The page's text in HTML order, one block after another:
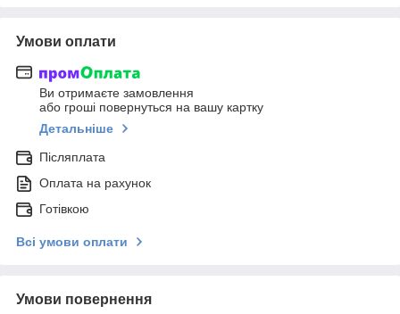
Умови оплати
Ви отримаєте замовлення
або гроші повернуться на вашу картку
Детальніше
Післяплата
Оплата на рахунок
Готівкою
Всі умови оплати
Умови повернення